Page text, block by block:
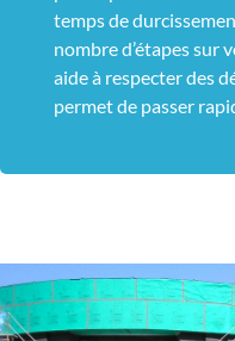
temps de
nombre d’étapes sur
aide à respecter des
permet de passer